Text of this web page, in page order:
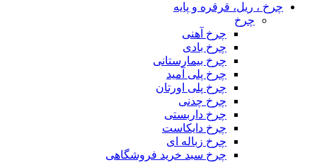
چرخ ، ریل، قرقره و پایه
چرخ
چرخ آهنی
چرخ بادی
چرخ بیمارستانی
چرخ پلی آمید
چرخ پلی اورتان
چرخ چدنی
چرخ داربستی
چرخ دایکاست
چرخ زباله ای
چرخ سبد خرید فروشگاهی